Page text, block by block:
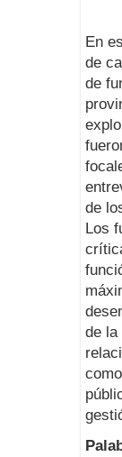
En
de
de
de
Los
de la